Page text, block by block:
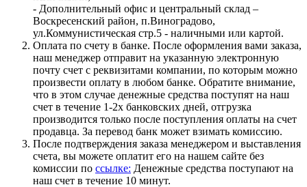
- Дополнительный офис и центральный склад –
Воскресенский район, п.Виноградово,
ул.Коммунистическая стр.5 - наличными или картой.
Оплата по счету в банке. После оформления вами заказа,
наш менеджер отправит на указанную электронную
почту счет с реквизитами компании, по которым можно
произвести оплату в любом банке. Обратите внимание,
что в этом случае денежные средства поступят на наш
счет в течение 1-2х банковских дней, отгрузка
производится только после поступления оплаты на счет
продавца. За перевод банк может взимать комиссию.
После подтверждения заказа менеджером и выставления
счета, вы можете оплатит его на нашем сайте без
комиссии по ссылке: Денежные средства поступают на
наш счет в течение 10 минут.